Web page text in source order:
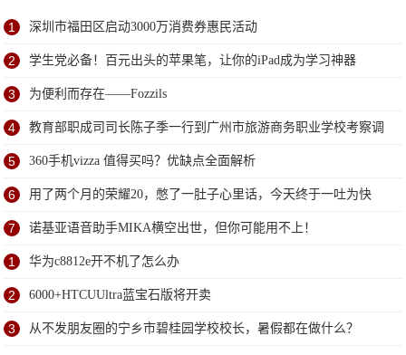
1 深圳市福田区启动3000万消费券惠民活动
2 学生党必备！百元出头的苹果笔，让你的iPad成为学习神器
3 为便利而存在——Fozzils
4 教育部职成司司长陈子季一行到广州市旅游商务职业学校考察调
研
5 360手机vizza 值得买吗？优缺点全面解析
6 用了两个月的荣耀20，憋了一肚子心里话，今天终于一吐为快
7 诺基亚语音助手MIKA横空出世，但你可能用不上！
1 华为c8812e开不机了怎么办
2 6000+HTCUUltra蓝宝石版将开卖
3 从不发朋友圈的宁乡市碧桂园学校校长，暑假都在做什么？